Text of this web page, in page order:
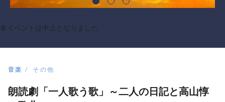
本イベントは中止となりました
音楽 その他
朗読劇「一人歌う歌」～二人の日記と高山惇